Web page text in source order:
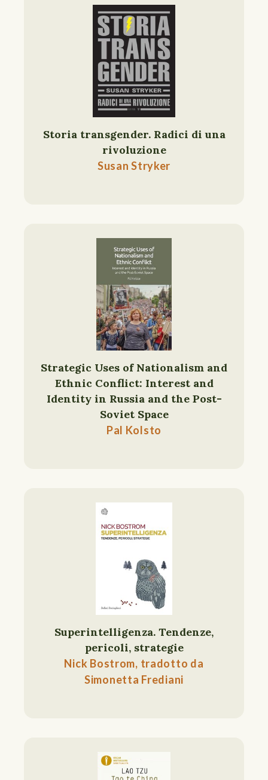
Storia transgender. Radici di una
rivoluzione
Susan Stryker
Strategic Uses of Nationalism and
Ethnic Conflict: Interest and
Identity in Russia and the Post-
Soviet Space
Pal Kolsto
Superintelligenza. Tendenze,
pericoli, strategie
Nick Bostrom, tradotto da
Simonetta Frediani